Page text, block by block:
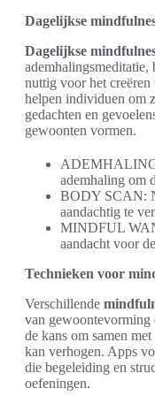
Dagelijkse
Dagelijkse
nuttig voor het
helpen individuen om
gedachten en
gewoonten vormen.
ademhaling om
BODY SCAN:
aandachtig te
MINDFUL
aandacht voor
Technieken voor
Verschillende
van gewoontevorming
de kans om samen
kan verhogen. Apps
die begeleiding en
oefeningen.